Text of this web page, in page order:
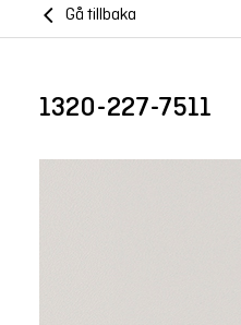
Gå tillbaka
1320-227-7511